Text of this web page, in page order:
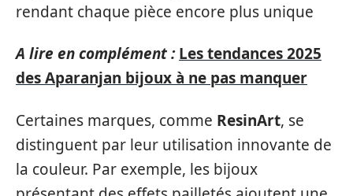
rendant chaque pièce encore plus unique
A lire en complément : Les tendances 2025
des Aparanjan bijoux à ne pas manquer
Certaines marques, comme ResinArt, se
distinguent par leur utilisation innovante de
la couleur. Par exemple, les bijoux